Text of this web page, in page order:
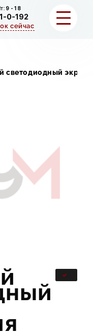
9 - 18
0-192
сейчас
светодиодный экран